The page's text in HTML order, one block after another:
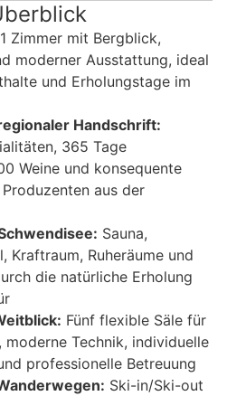
Zimmer mit Bergblick,
moderner Ausstattung, ideal
und Erholungstage im
Handschrift:
365 Tage
Weine und konsequente
aus der
Sauna,
Kraftraum, Ruheräume und
die natürliche Erholung
Fünf flexible Säle für
moderne Technik, individuelle
professionelle Betreuung
Ski-in/Ski-out